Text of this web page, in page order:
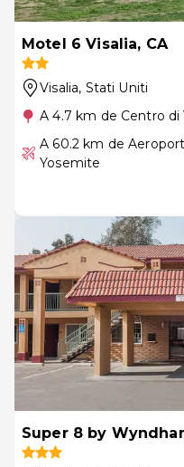
Motel 6 Visalia, CA
Visalia, Stati Uniti
A 4.7 km de Centro di
A 60.2 km de
Yosemite
Super 8 by